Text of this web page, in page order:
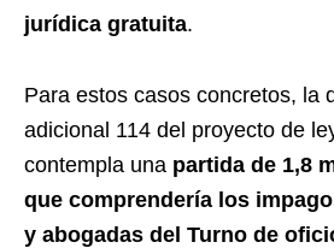
jurídica gratuita.
Para estos casos concretos, la
adicional 114 del proyecto de
contempla una partida de 1,8
que comprendería los
y abogadas del Turno de